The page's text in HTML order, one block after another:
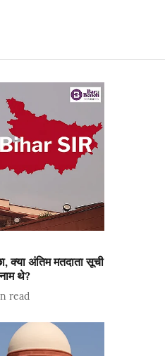
क्या अंतिम मतदाता सूची
थे?
read